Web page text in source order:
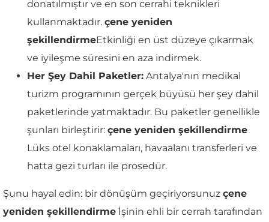
donatılmıştır ve en son cerrahi teknikleri
kullanmaktadır. çene yeniden
şekillendirmeEtkinliği en üst düzeye çıkarmak
ve iyileşme süresini en aza indirmek.
Her Şey Dahil Paketler: Antalya'nın medikal
turizm programının gerçek büyüsü her şey dahil
paketlerinde yatmaktadır. Bu paketler genellikle
şunları birleştirir: çene yeniden şekillendirme
Lüks otel konaklamaları, havaalanı transferleri ve
hatta gezi turları ile prosedür.
Şunu hayal edin: bir dönüşüm geçiriyorsunuz çene
yeniden şekillendirme İşinin ehli bir cerrah tarafından